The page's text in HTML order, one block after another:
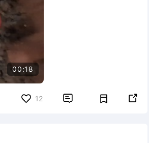
00:18
12  